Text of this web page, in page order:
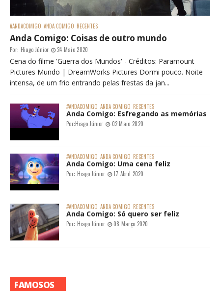
#ANDACOMIGO ANDA COMIGO RECENTES
Anda Comigo: Coisas de outro mundo
Por: Hiago Júnior 24 Maio 2020
Cena do filme 'Guerra dos Mundos' - Créditos: Paramount
Pictures Mundo | DreamWorks Pictures Dormi pouco. Noite
intensa, de um frio entrando pelas frestas da jan...
#ANDACOMIGO ANDA COMIGO RECENTES
Anda Comigo: Esfregando as memórias
Por:Hiago Júnior 02 Maio 2020
#ANDACOMIGO ANDA COMIGO RECENTES
Anda Comigo: Uma cena feliz
Por: Hiago Júnior 17 Abril 2020
#ANDACOMIGO ANDA COMIGO RECENTES
Anda Comigo: Só quero ser feliz
Por: Hiago Júnior 08 Março 2020
FAMOSOS